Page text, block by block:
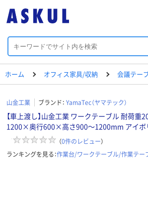
ホーム オフィス家具/収納 会議テー
山金工業 ブランド： YamaTec（ヤマテック）
【車上渡し】山金工業 ワークテーブル 耐荷重
1200×奥行600×高さ900～1200mm アイボリ
（0件のレビュー）
ランキングを見る：作業台/ワークテーブル/作業テー